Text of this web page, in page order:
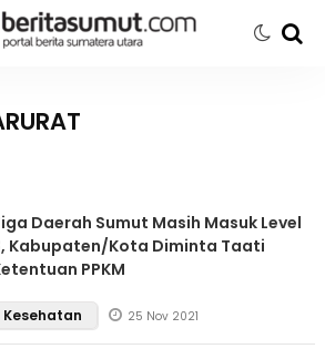
Daerah Sumut Masih Masuk Level
Kabupaten/Kota Diminta Taati
PPKM
Kesehatan 25 Nov 2021